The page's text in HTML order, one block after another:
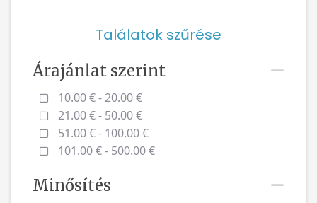
Találatok szűrése
Árajánlat szerint
10.00 € - 20.00 €
21.00 € - 50.00 €
51.00 € - 100.00 €
101.00 € - 500.00 €
Minősítés